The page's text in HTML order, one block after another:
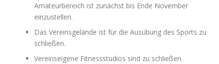
Amateurbereich ist zunächst bis Ende November
einzustellen.
Das Vereinsgelände ist für die Ausübung des Sports zu
schließen.
Vereinseigene Fitnessstudios sind zu schließen.